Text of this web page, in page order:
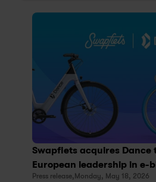
Swapfiets acquires Dance
European leadership in e-
Press release, Monday, May 18, 2026